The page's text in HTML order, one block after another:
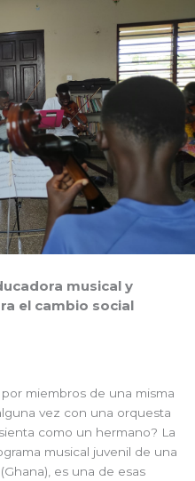
musical y
el cambio social
miembros de una misma
vez con una orquesta
como un hermano? La
musical juvenil de una
es una de esas